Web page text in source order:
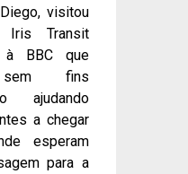
visitou
Iris Transit
BBC que
sem fins
ajudando
a chegar
esperam
para a